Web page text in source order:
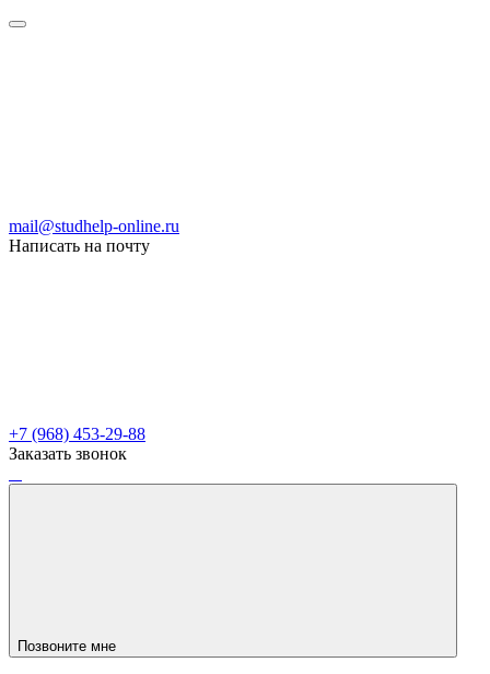
mail@studhelp-online.ru
Написать на почту
+7 (968) 453-29-88
Заказать звонок
Позвоните мне